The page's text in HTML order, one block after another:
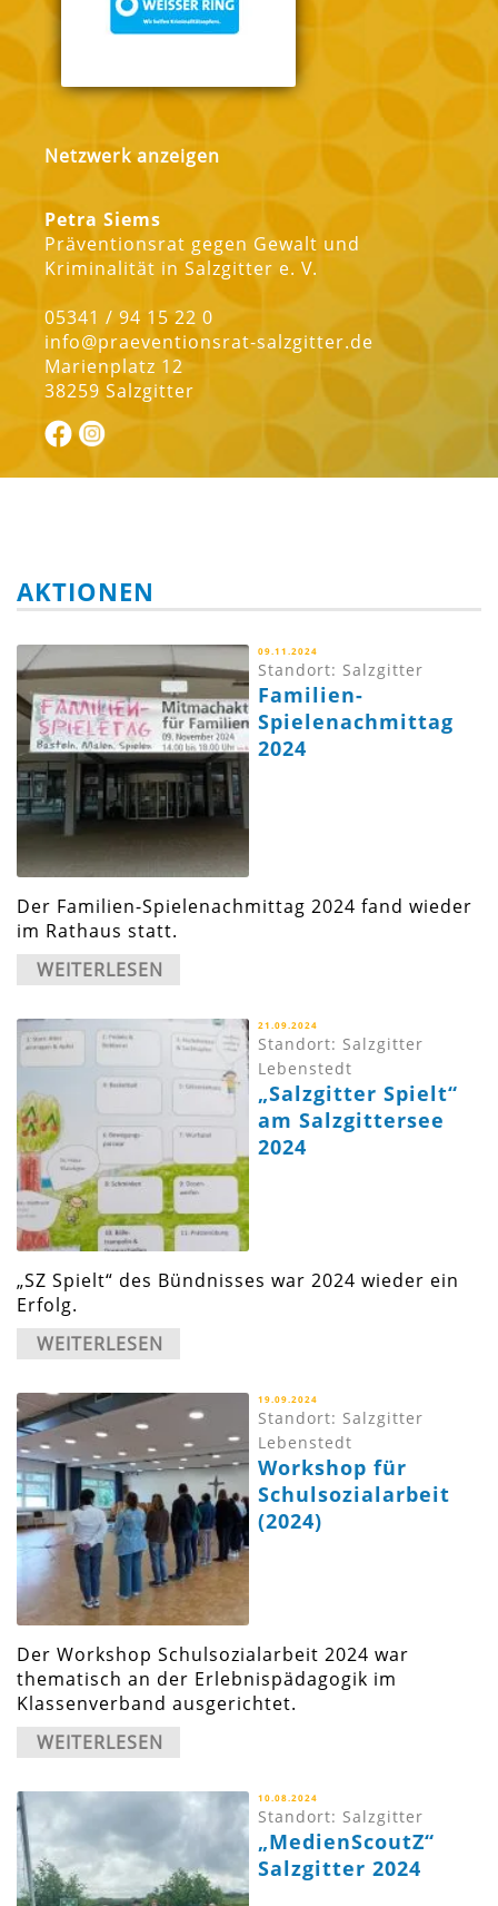
Netzwerk anzeigen
Petra Siems
Präventionsrat gegen Gewalt und
Kriminalität in Salzgitter e. V.
05341 / 94 15 22 0
info@praeventionsrat-salzgitter.de
Marienplatz 12
38259 Salzgitter
AKTIONEN
09.11.2024
Standort: Salzgitter
Familien-
Spielenachmittag
2024
Der Familien-Spielenachmittag 2024 fand wieder
im Rathaus statt.
WEITERLESEN
21.09.2024
Standort: Salzgitter
Lebenstedt
„Salzgitter Spielt“
am Salzgittersee
2024
„SZ Spielt“ des Bündnisses war 2024 wieder ein
Erfolg.
WEITERLESEN
19.09.2024
Standort: Salzgitter
Lebenstedt
Workshop für
Schulsozialarbeit
(2024)
Der Workshop Schulsozialarbeit 2024 war
thematisch an der Erlebnispädagogik im
Klassenverband ausgerichtet.
WEITERLESEN
10.08.2024
Standort: Salzgitter
„MedienScoutZ“
Salzgitter 2024